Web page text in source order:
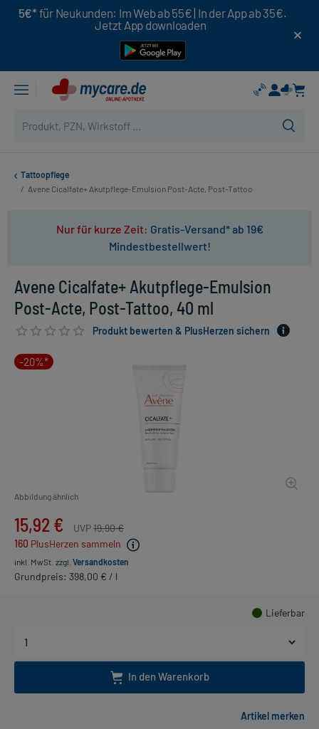
5€* für Neukunden: Im Web ab 55€ | In der App ab 35€.
Jetzt App downloaden
Tattoopflege
/ Avene Cicalfate+ Akutpflege-Emulsion Post-Acte, Post-Tattoo
Nur für kurze Zeit: Gratis-Versand* ab 19€
Mindestbestellwert!
Avene Cicalfate+ Akutpflege-Emulsion
Post-Acte, Post-Tattoo, 40 ml
Produkt bewerten & PlusHerzen sichern
-20%*
Abbildung ähnlich
15,92 € UVP19,90 €
160 PlusHerzen sammeln
inkl. MwSt. zzgl. Versandkosten
Grundpreis: 398,00 € / l
Lieferbar
In den Warenkorb